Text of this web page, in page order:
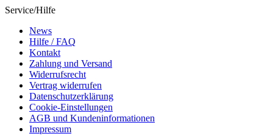
Service/Hilfe
News
Hilfe / FAQ
Kontakt
Zahlung und Versand
Widerrufsrecht
Vertrag widerrufen
Datenschutzerklärung
Cookie-Einstellungen
AGB und Kundeninformationen
Impressum